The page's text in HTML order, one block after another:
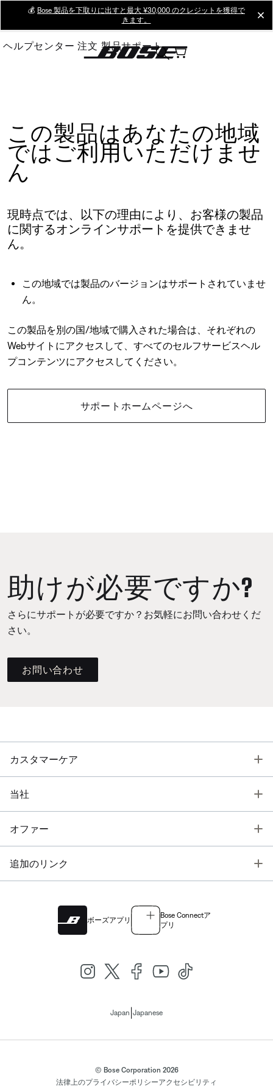
Main
💰 Bose 製品を下取りに出すと最大 ¥30,000 のクレジットを獲得で
きます。
ヘルプセンター 注文 製品サポート
この製品はあなたの地域
ではご利用いただけませ
ん
現時点では、以下の理由により、お客様の製品
に関するオンラインサポートを提供できませ
ん。
この地域では製品のバージョンはサポートされていませ
ん。
この製品を別の国/地域で購入された場合は、それぞれの
Webサイトにアクセスして、すべてのセルフサービスヘル
プコンテンツにアクセスしてください。
サポートホームページへ
助けが必要ですか?
さらにサポートが必要ですか？お気軽にお問い合わせくだ
さい。
お問い合わせ
カスタマーケア
当社
オファー
追加のリンク
ボーズアプリ
Bose Connectア
プリ
Japan Japanese
© Bose Corporation 2026
法律上のプライバシーポリシーアクセシビリティ